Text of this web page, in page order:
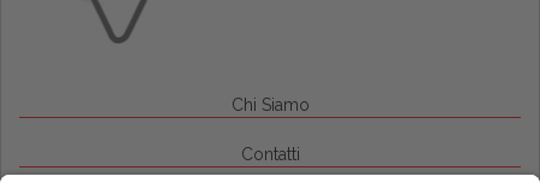
Chi Siamo
Contatti